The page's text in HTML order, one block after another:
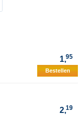
1,95
Bestellen
2,19